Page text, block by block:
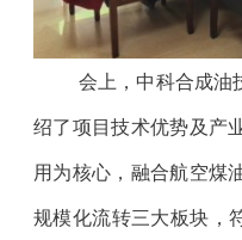
会上，中科合成油
绍了项目技术优势及产
用为核心，融合航空煤
规模化流转三大板块，